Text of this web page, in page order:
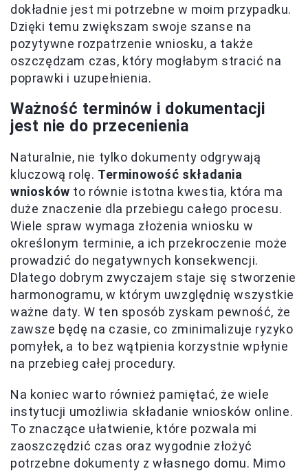
dokładnie jest mi potrzebne w moim przypadku.
Dzięki temu zwiększam swoje szanse na
pozytywne rozpatrzenie wniosku, a także
oszczędzam czas, który mogłabym stracić na
poprawki i uzupełnienia.
Ważność terminów i dokumentacji
jest nie do przecenienia
Naturalnie, nie tylko dokumenty odgrywają
kluczową rolę. Terminowość składania
wniosków to równie istotna kwestia, która ma
duże znaczenie dla przebiegu całego procesu.
Wiele spraw wymaga złożenia wniosku w
określonym terminie, a ich przekroczenie może
prowadzić do negatywnych konsekwencji.
Dlatego dobrym zwyczajem staje się stworzenie
harmonogramu, w którym uwzględnię wszystkie
ważne daty. W ten sposób zyskam pewność, że
zawsze będę na czasie, co zminimalizuje ryzyko
pomyłek, a to bez wątpienia korzystnie wpłynie
na przebieg całej procedury.
Na koniec warto również pamiętać, że wiele
instytucji umożliwia składanie wniosków online.
To znaczące ułatwienie, które pozwala mi
zaoszczędzić czas oraz wygodnie złożyć
potrzebne dokumenty z własnego domu. Mimo